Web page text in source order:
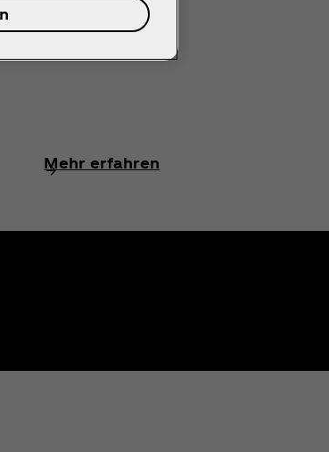
Mehr erfahren